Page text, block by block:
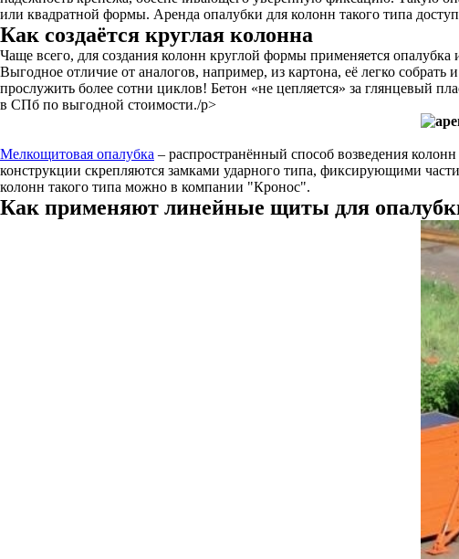
или квадратной формы. Аренда опалубки для колонн такого типа
Как создаётся круглая колонна
Чаще всего, для создания колонн круглой формы применяется
Выгодное отличие от аналогов, например, из картона, её легко
прослужить более сотни циклов! Бетон «не цепляется» за глянцевый
в СПб по выгодной стоимости./p>
Мелкощитовая опалубка – распространённый способ возведения
конструкции скрепляются замками ударного типа, фиксирующими
колонн такого типа можно в компании "Кронос".
Как применяют линейные щиты для